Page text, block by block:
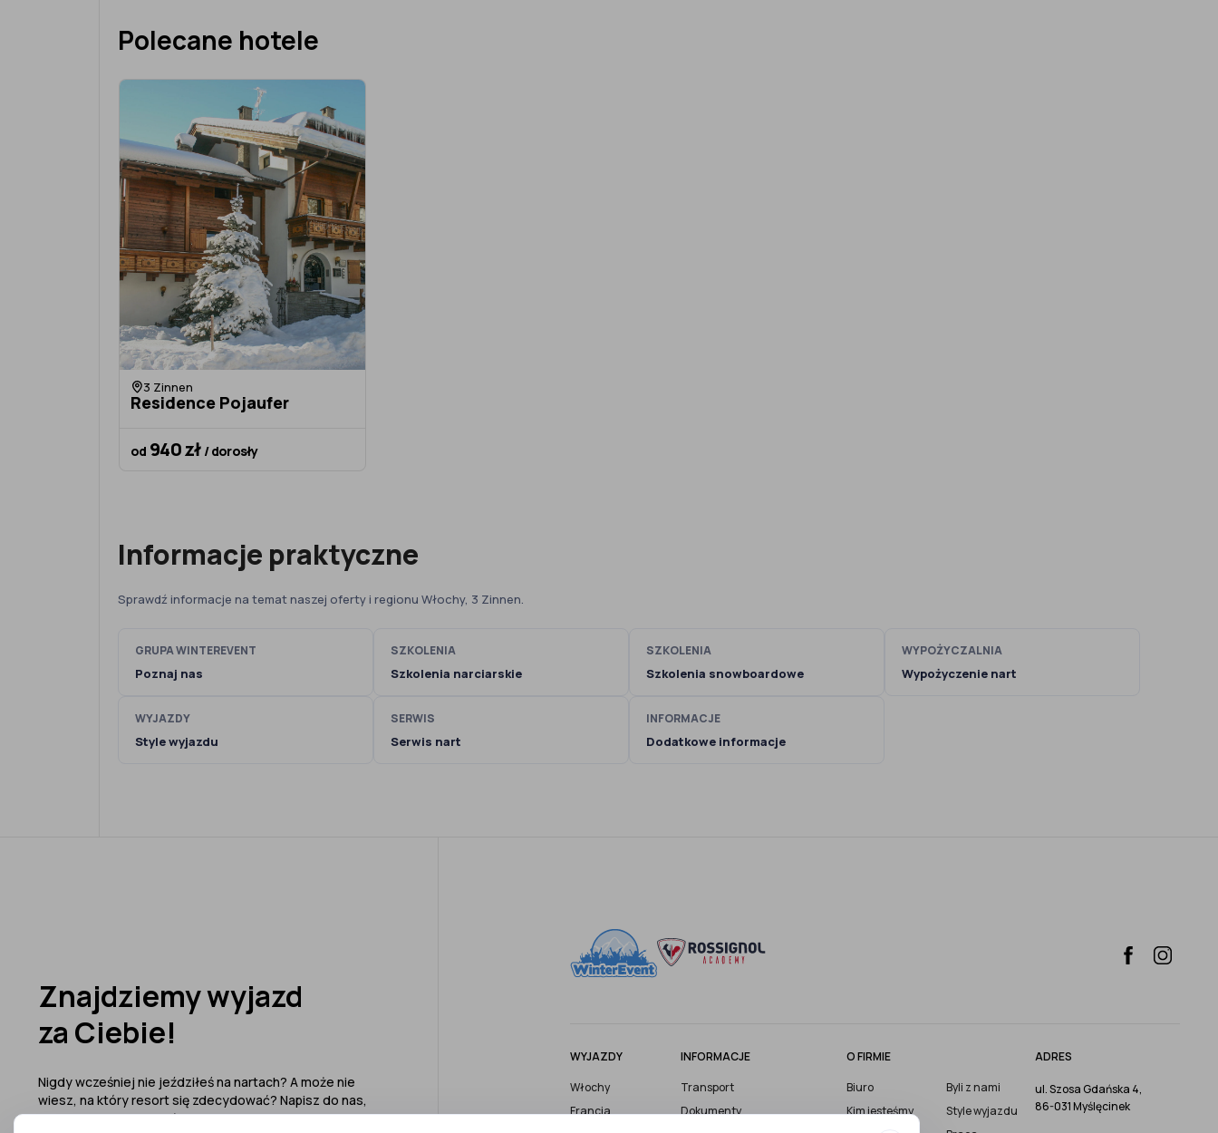
Polecane hotele
3 Zinnen
Residence Pojaufer
od 940 zł / dorosły
Informacje praktyczne
Sprawdź informacje na temat naszej oferty i regionu Włochy, 3 Zinnen.
GRUPA WINTEREVENT
Poznaj nas
SZKOLENIA
Szkolenia narciarskie
SZKOLENIA
Szkolenia snowboardowe
WYPOŻYCZALNIA
Wypożyczenie nart
WYJAZDY
Style wyjazdu
SERWIS
Serwis nart
INFORMACJE
Dodatkowe informacje
Znajdziemy wyjazd
za Ciebie!
Nigdy wcześniej nie jeździłeś na nartach? A może nie
wiesz, na który resort się zdecydować? Napisz do nas,
ze wszystkim Ci pomożemy!
WYJAZDY
Włochy
Francja
INFORMACJE
Transport
Dokumenty
O FIRMIE
Biuro
Kim jesteśmy
Byli z nami
Style wyjazdu
ADRES
ul. Szosa Gdańska 4,
86-031 Myślęcinek